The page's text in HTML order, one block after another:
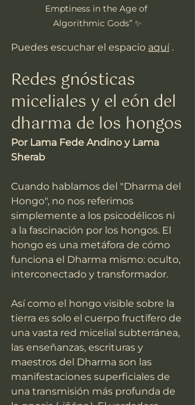
Emptiness in the Age of
Algorithmic Gods” ✨
Puedes escuchar el espacio aquí .
Redes gnósticas
miceliales y el eón del
dharma de los hongos
Por Lama Fede Andino y Lama
Sherab
Cuando hablamos del "Dharma del
Hongo", no nos referimos
simplemente a los psicodélicos ni
a la fascinación por los hongos. El
hongo es una metáfora de cómo
funciona el Dharma mismo: oculto,
interconectado y transformador.
Así como el hongo visible sobre la
tierra es solo el cuerpo fructífero de
una vasta red micelial subterránea,
las enseñanzas, escrituras y
maestros del Dharma son las
manifestaciones superficiales de
una transmisión más profunda de